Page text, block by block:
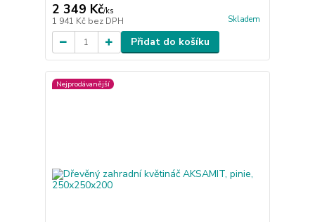
2 349 Kč/ks
1 941 Kč bez DPH Skladem
Přidat do košíku
Nejprodávanější